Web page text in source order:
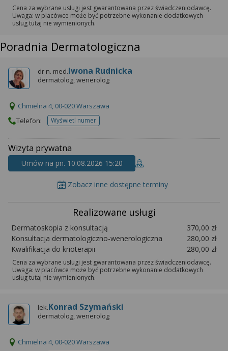
Cena za wybrane usługi jest gwarantowana przez świadczeniodawcę.
Uwaga: w placówce może być potrzebne wykonanie dodatkowych
usług tutaj nie wymienionych.
Poradnia Dermatologiczna
dr n. med.Iwona Rudnicka
dermatolog, wenerolog
Chmielna 4, 00-020 Warszawa
Telefon:
Wyświetl numertelefonu do placowki
Wizyta prywatna
Umów na pn. 10.08.2026 15:20
Zobacz inne dostępne terminy
Realizowane usługi
Dermatoskopia z konsultacją
370,00 zł
Konsultacja dermatologiczno-wenerologiczna
280,00 zł
Kwalifikacja do krioterapii
280,00 zł
Cena za wybrane usługi jest gwarantowana przez świadczeniodawcę.
Uwaga: w placówce może być potrzebne wykonanie dodatkowych
usług tutaj nie wymienionych.
lek.Konrad Szymański
dermatolog, wenerolog
Chmielna 4, 00-020 Warszawa